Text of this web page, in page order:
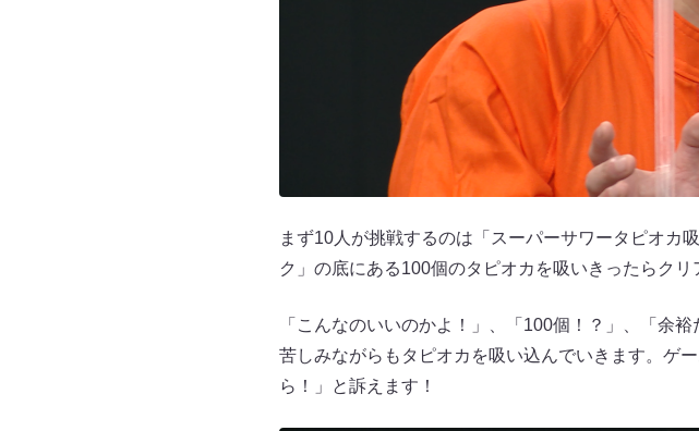
まず10人が挑戦するのは「スーパーサワータピオカ
ク」の底にある100個のタピオカを吸いきったらク
「こんなのいいのかよ！」、「100個！？」、「余
苦しみながらもタピオカを吸い込んでいきます。ゲ
ら！」と訴えます！